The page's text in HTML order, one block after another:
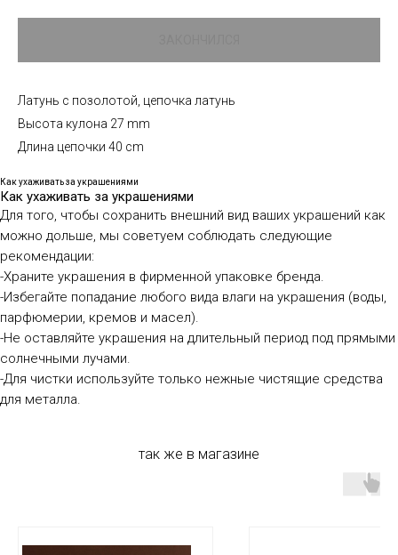
Латунь с позолотой, цепочка латунь
Высота кулона 27 mm
Длина цепочки 40 cm
Как ухаживать за украшениями
Как ухаживать за украшениями
Для того, чтобы сохранить внешний вид ваших украшений как
можно дольше, мы советуем соблюдать следующие
рекомендации:
-Храните украшения в фирменной упаковке бренда.
-Избегайте попадание любого вида влаги на украшения (воды,
парфюмерии, кремов и масел).
-Не оставляйте украшения на длительный период под прямыми
солнечными лучами.
-Для чистки используйте только нежные чистящие средства
для металла.
так же в магазине